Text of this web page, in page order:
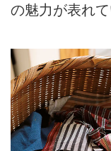
の魅力が表れて